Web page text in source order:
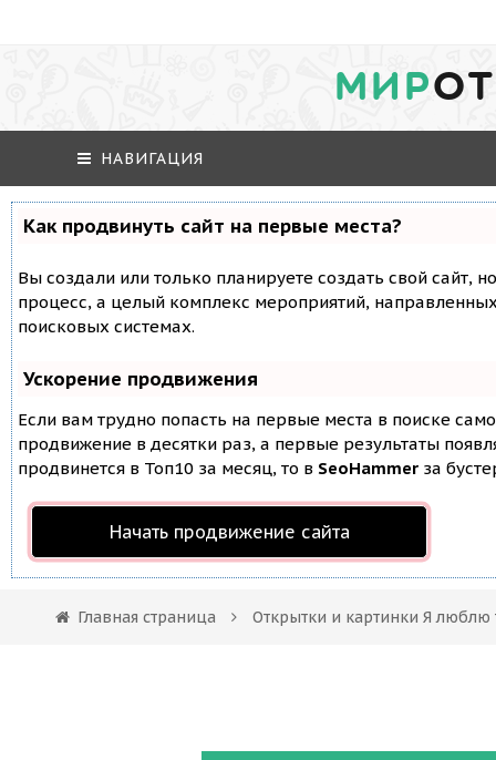
МИР
НАВИГАЦИЯ
Как продвинуть сайт на первые места?
Вы создали или только планируете создать свой сайт,
процесс, а целый комплекс мероприятий,
поисковых системах.
Ускорение продвижения
Если вам трудно попасть на первые места в поиске
продвижение в десятки раз, а первые результаты
продвинется в Топ10 за месяц, то в SeoHammer за
Начать продвижение сайта
Главная страница Открытки и картинки Я люблю